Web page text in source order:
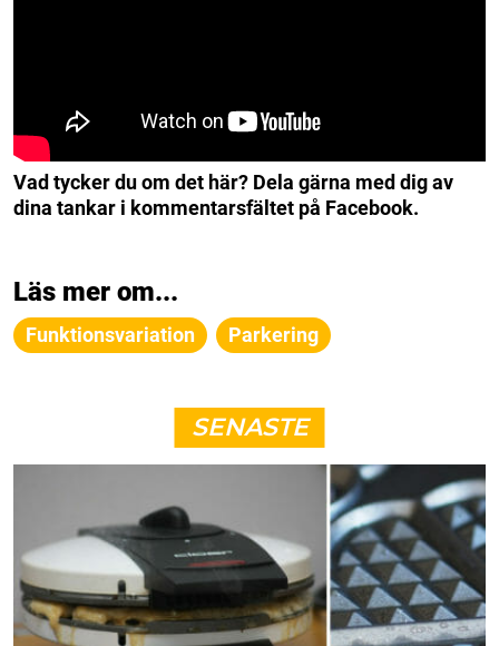
Vad tycker du om det här? Dela gärna med dig av
dina tankar i kommentarsfältet på Facebook.
Läs mer om...
Funktionsvariation Parkering
SENASTE